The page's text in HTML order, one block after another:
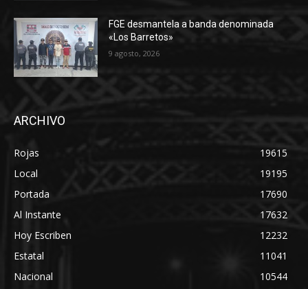
FGE desmantela a banda denominada
«Los Barretos»
9 agosto, 2026
ARCHIVO
Rojas
19615
Local
19195
Portada
17690
Al Instante
17632
Hoy Escriben
12232
Estatal
11041
Nacional
10544